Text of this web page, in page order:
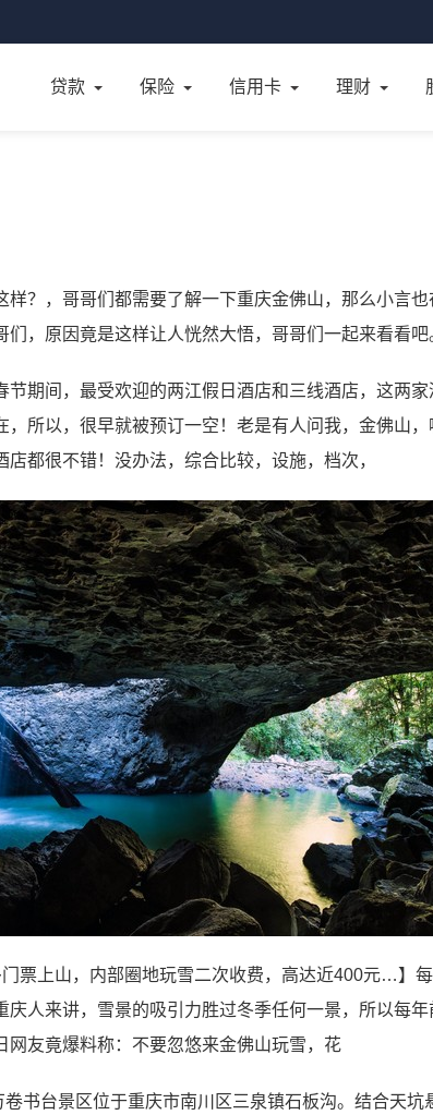
贷款 保险 信用卡 理财
样？，哥哥们都需要了解一下重庆金佛山，那么小言
，原因竟是这样让人恍然大悟，哥哥们一起来看看吧
期间，最受欢迎的两江假日酒店和三线酒店，这两
所以，很早就被预订一空！老是有人问我，金佛山
都很不错！没办法，综合比较，设施，档次，
门票上山，内部圈地玩雪二次收费，高达近400元…】
庆人来讲，雪景的吸引力胜过冬季任何一景，所以每
友竟爆料称：不要忽悠来金佛山玩雪，花
书台景区位于重庆市南川区三泉镇石板沟。结合天